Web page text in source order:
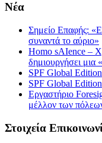
Νέα
Σημείο Επαφής:
συναντά το αύριο»
Homo sAIence –
δημιουργήσει μια
SPF Global Edition
SPF Global Edition
Εργαστήριο
μέλλον των
Στοιχεία